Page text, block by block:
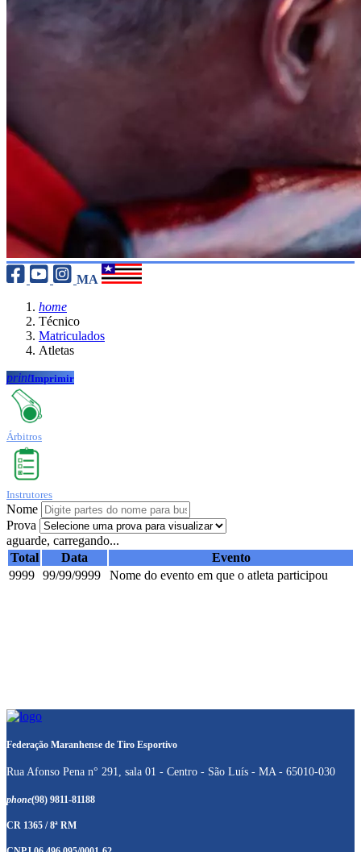
MA
home
Técnico
Matriculados
Atletas
printImprimir
Árbitros
Instrutores
Nome
Prova
aguarde, carregando...
Total
Data
Evento
9999 99/99/9999 Nome do evento em que o atleta participou
Federação Maranhense de Tiro Esportivo
Rua Afonso Pena n° 291, sala 01 - Centro - São Luís - MA - 65010-030
phone(98) 9811-81188
CR 1365 / 8ª RM